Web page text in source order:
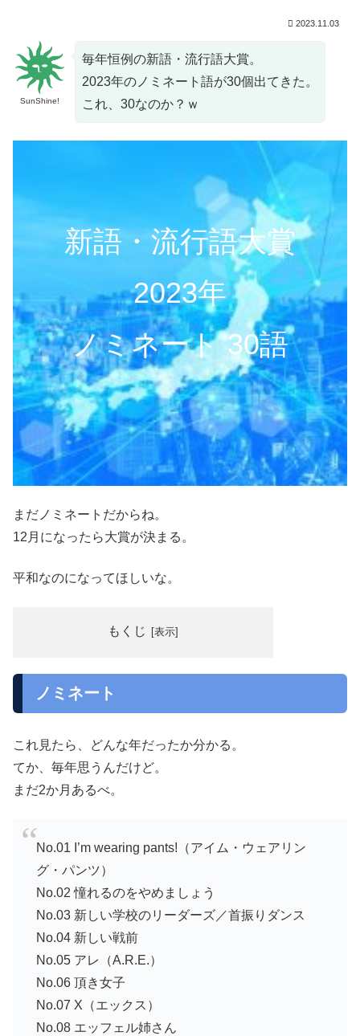
2023.11.03
SunShine!
毎年恒例の新語・流行語大賞。
2023年のノミネート語が30個出てきた。
これ、30なのか？ｗ
新語・流行語大賞
2023年
ノミネート 30語
まだノミネートだからね。
12月になったら大賞が決まる。
平和なのになってほしいな。
もくじ
ノミネート
これ見たら、どんな年だったか分かる。
てか、毎年思うんだけど。
まだ2か月あるべ。
No.01 I’m wearing pants!（アイム・ウェアリン
グ・パンツ）
No.02 憧れるのをやめましょう
No.03 新しい学校のリーダーズ／首振りダンス
No.04 新しい戦前
No.05 アレ（A.R.E.）
No.06 頂き女子
No.07 X（エックス）
No.08 エッフェル姉さん